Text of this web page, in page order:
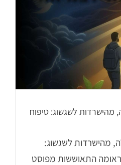
מהישרדות לשגשוג: טיפוח
מהישרדות לשגשוג:
התאוששות מפוסט